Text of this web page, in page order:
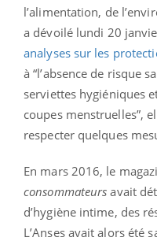
l’alimentation, de
a dévoilé lundi 20
analyses sur les
à “l’absence de risque
serviettes hygiéniques
coupes menstruelles”,
respecter quelques
En mars 2016, le
consommateursavait
d’hygiène intime, des
L’Anses avait alors été